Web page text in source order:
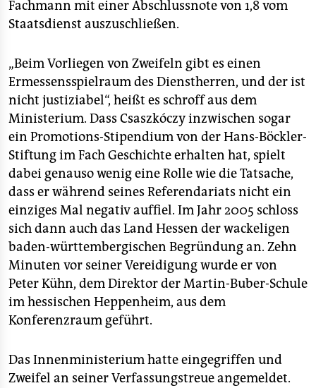
Fachmann mit einer Abschlussnote von 1,8 vom
Staatsdienst auszuschließen.
„Beim Vorliegen von Zweifeln gibt es einen
Ermessensspielraum des Dienstherren, und der ist
nicht justiziabel“, heißt es schroff aus dem
Ministerium. Dass Csaszkóczy inzwischen sogar
ein Promotions-Stipendium von der Hans-Böckler-
Stiftung im Fach Geschichte erhalten hat, spielt
dabei genauso wenig eine Rolle wie die Tatsache,
dass er während seines Referendariats nicht ein
einziges Mal negativ auffiel. Im Jahr 2005 schloss
sich dann auch das Land Hessen der wackeligen
baden-württembergischen Begründung an. Zehn
Minuten vor seiner Vereidigung wurde er von
Peter Kühn, dem Direktor der Martin-Buber-Schule
im hessischen Heppenheim, aus dem
Konferenzraum geführt.
Das Innenministerium hatte eingegriffen und
Zweifel an seiner Verfassungstreue angemeldet.